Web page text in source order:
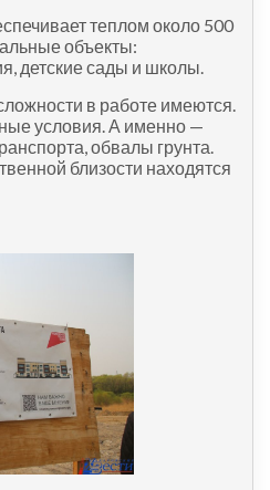
теплом около 500
объекты:
детские сады и школы.
в работе имеются.
условия. А именно —
обвалы грунта.
близости находятся